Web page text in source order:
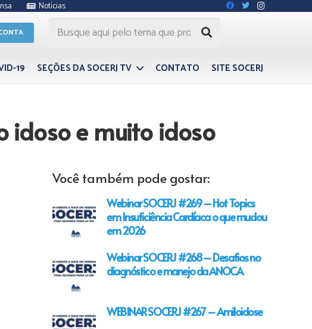
Notícias
19 SEÇÕES DA SOCERJ TV CONTATO SITE SOCERJ
idoso e muito idoso
Você também pode gostar:
Webinar SOCERJ #269 – Hot Topics
em Insuficiência Cardíaca o que mudou
em 2026
Webinar SOCERJ #268 – Desafios no
diagnóstico e manejo da ANOCA
WEBINAR SOCERJ #267 – Amiloidose